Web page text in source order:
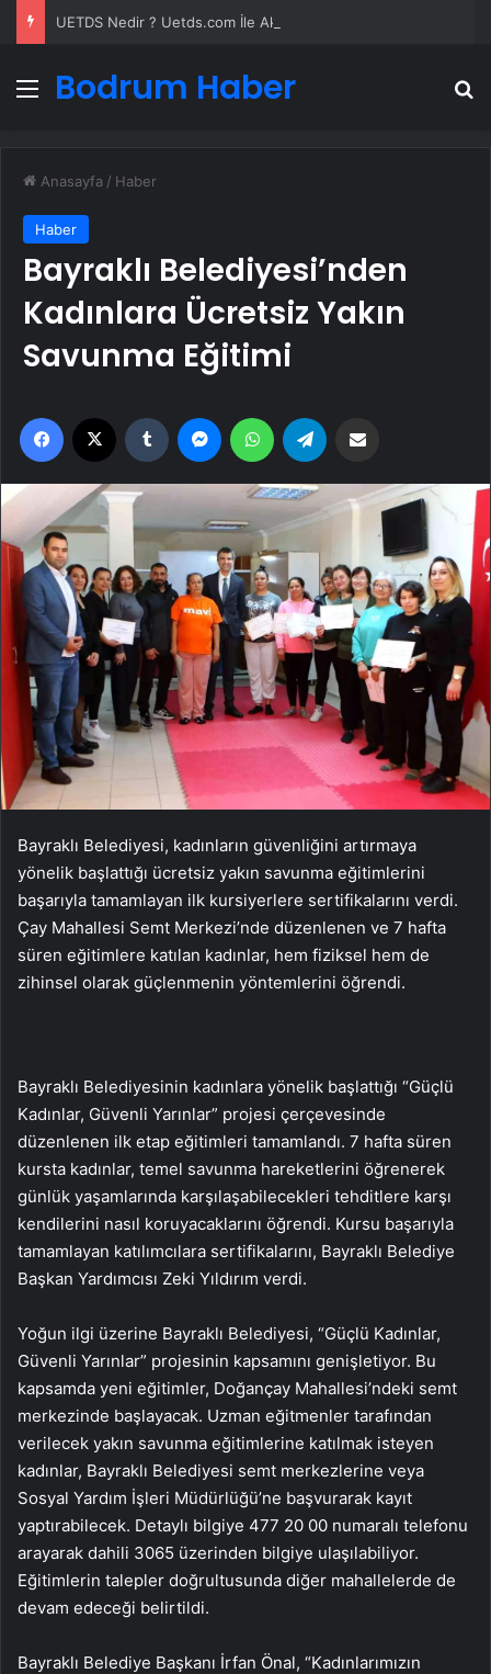
Menü
Bodrum Haber
Anasayfa / Haber
Haber
Bayraklı Belediyesi’nden
Kadınlara Ücretsiz Yakın
Savunma Eğitimi
Facebook Tumblr MessengerWhatsApp
Bayraklı Belediyesi, kadınların güvenliğini artırmaya
yönelik başlattığı ücretsiz yakın savunma eğitimlerini
başarıyla tamamlayan ilk kursiyerlere sertifikalarını verdi.
Çay Mahallesi Semt Merkezi’nde düzenlenen ve 7 hafta
süren eğitimlere katılan kadınlar, hem fiziksel hem de
zihinsel olarak güçlenmenin yöntemlerini öğrendi.
Bayraklı Belediyesinin kadınlara yönelik başlattığı “Güçlü
Kadınlar, Güvenli Yarınlar” projesi çerçevesinde
düzenlenen ilk etap eğitimleri tamamlandı. 7 hafta süren
kursta kadınlar, temel savunma hareketlerini öğrenerek
günlük yaşamlarında karşılaşabilecekleri tehditlere karşı
kendilerini nasıl koruyacaklarını öğrendi. Kursu başarıyla
tamamlayan katılımcılara sertifikalarını, Bayraklı Belediye
Başkan Yardımcısı Zeki Yıldırım verdi.
Yoğun ilgi üzerine Bayraklı Belediyesi, “Güçlü Kadınlar,
Güvenli Yarınlar” projesinin kapsamını genişletiyor. Bu
kapsamda yeni eğitimler, Doğançay Mahallesi’ndeki semt
merkezinde başlayacak. Uzman eğitmenler tarafından
verilecek yakın savunma eğitimlerine katılmak isteyen
kadınlar, Bayraklı Belediyesi semt merkezlerine veya
Sosyal Yardım İşleri Müdürlüğü’ne başvurarak kayıt
yaptırabilecek. Detaylı bilgiye 477 20 00 numaralı telefonu
arayarak dahili 3065 üzerinden bilgiye ulaşılabiliyor.
Eğitimlerin talepler doğrultusunda diğer mahallelerde de
devam edeceği belirtildi.
Bayraklı Belediye Başkanı İrfan Önal, “Kadınlarımızın